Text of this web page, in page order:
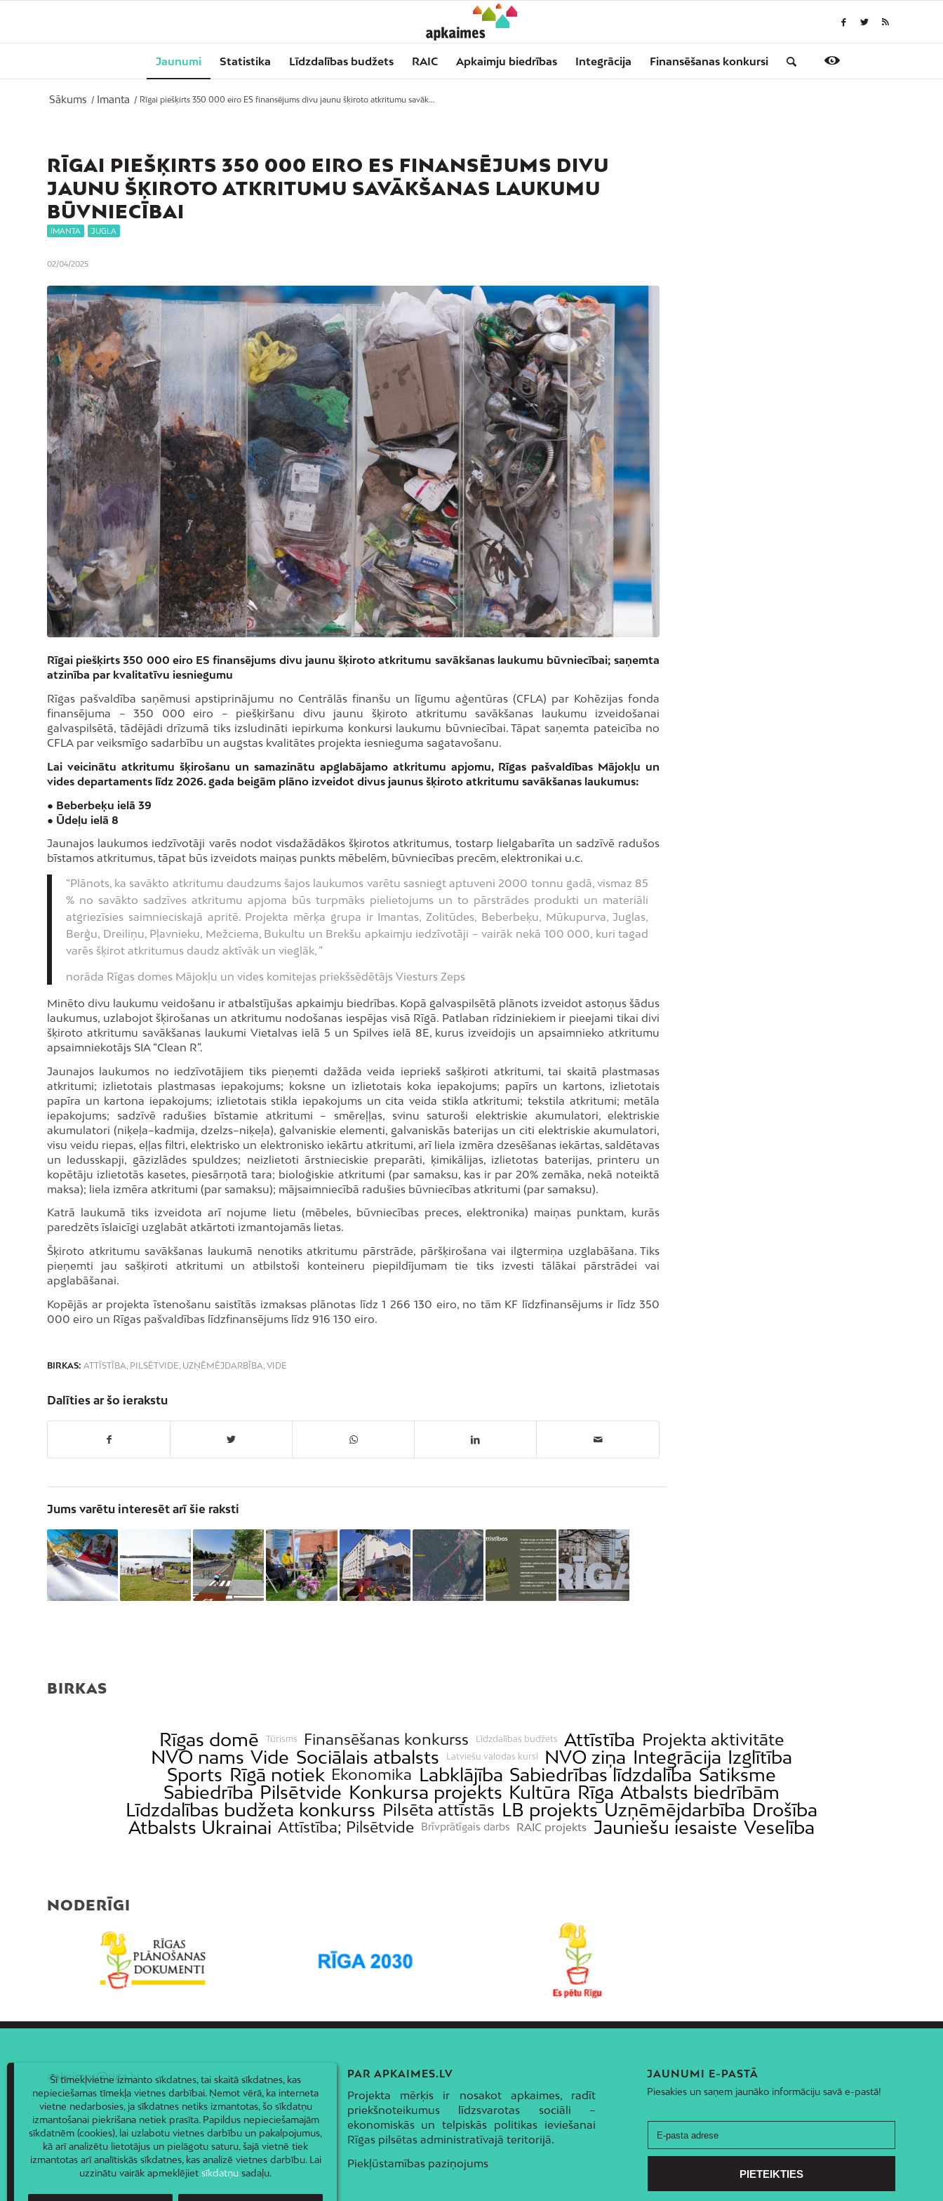
Jaunumi Statistika Līdzdalības budžets RAIC Apkaimju biedrības Integrācija Finansēšanas konkursi
Sākums / Imanta / Rīgai piešķirts 350 000 eiro ES finansējums divu jaunu šķiroto atkritumu savāk...
RĪGAI PIEŠĶIRTS 350 000 EIRO ES FINANSĒJUMS DIVU
JAUNU ŠĶIROTO ATKRITUMU SAVĀKŠANAS LAUKUMU
BŪVNIECĪBAI
IMANTA JUGLA
02/04/2025
Rīgai piešķirts 350 000 eiro ES finansējums divu jaunu šķiroto atkritumu savākšanas laukumu būvniecībai; saņemta
atzinība par kvalitatīvu iesniegumu
Rīgas pašvaldība saņēmusi apstiprinājumu no Centrālās finanšu un līgumu aģentūras (CFLA) par Kohēzijas fonda
finansējuma – 350 000 eiro – piešķiršanu divu jaunu šķiroto atkritumu savākšanas laukumu izveidošanai
galvaspilsētā, tādējādi drīzumā tiks izsludināti iepirkuma konkursi laukumu būvniecībai. Tāpat saņemta pateicība no
CFLA par veiksmīgo sadarbību un augstas kvalitātes projekta iesnieguma sagatavošanu.
Lai veicinātu atkritumu šķirošanu un samazinātu apglabājamo atkritumu apjomu, Rīgas pašvaldības Mājokļu un
vides departaments līdz 2026. gada beigām plāno izveidot divus jaunus šķiroto atkritumu savākšanas laukumus:
● Beberbeķu ielā 39
● Ūdeļu ielā 8
Jaunajos laukumos iedzīvotāji varēs nodot visdažādākos šķirotos atkritumus, tostarp lielgabarīta un sadzīvē radušos
bīstamos atkritumus, tāpat būs izveidots maiņas punkts mēbelēm, būvniecības precēm, elektronikai u.c.
“Plānots, ka savākto atkritumu daudzums šajos laukumos varētu sasniegt aptuveni 2000 tonnu gadā, vismaz 85
% no savākto sadzīves atkritumu apjoma būs turpmāks pielietojums un to pārstrādes produkti un materiāli
atgriezīsies saimnieciskajā apritē. Projekta mērķa grupa ir Imantas, Zolitūdes, Beberbeķu, Mūkupurva, Juglas,
Berģu, Dreiliņu, Pļavnieku, Mežciema, Bukultu un Brekšu apkaimju iedzīvotāji – vairāk nekā 100 000, kuri tagad
varēs šķirot atkritumus daudz aktīvāk un vieglāk, ”
norāda Rīgas domes Mājokļu un vides komitejas priekšsēdētājs Viesturs Zeps
Minēto divu laukumu veidošanu ir atbalstījušas apkaimju biedrības. Kopā galvaspilsētā plānots izveidot astoņus šādus
laukumus, uzlabojot šķirošanas un atkritumu nodošanas iespējas visā Rīgā. Patlaban rīdziniekiem ir pieejami tikai divi
šķiroto atkritumu savākšanas laukumi Vietalvas ielā 5 un Spilves ielā 8E, kurus izveidojis un apsaimnieko atkritumu
apsaimniekotājs SIA “Clean R”.
Jaunajos laukumos no iedzīvotājiem tiks pieņemti dažāda veida iepriekš sašķiroti atkritumi, tai skaitā plastmasas
atkritumi; izlietotais plastmasas iepakojums; koksne un izlietotais koka iepakojums; papīrs un kartons, izlietotais
papīra un kartona iepakojums; izlietotais stikla iepakojums un cita veida stikla atkritumi; tekstila atkritumi; metāla
iepakojums; sadzīvē radušies bīstamie atkritumi – smēreļļas, svinu saturoši elektriskie akumulatori, elektriskie
akumulatori (niķeļa–kadmija, dzelzs–niķeļa), galvaniskie elementi, galvaniskās baterijas un citi elektriskie akumulatori,
visu veidu riepas, eļļas filtri, elektrisko un elektronisko iekārtu atkritumi, arī liela izmēra dzesēšanas iekārtas, saldētavas
un ledusskapji, gāzizlādes spuldzes; neizlietoti ārstnieciskie preparāti, ķimikālijas, izlietotas baterijas, printeru un
kopētāju izlietotās kasetes, piesārņotā tara; bioloģiskie atkritumi (par samaksu, kas ir par 20% zemāka, nekā noteiktā
maksa); liela izmēra atkritumi (par samaksu); mājsaimniecībā radušies būvniecības atkritumi (par samaksu).
Katrā laukumā tiks izveidota arī nojume lietu (mēbeles, būvniecības preces, elektronika) maiņas punktam, kurās
paredzēts īslaicīgi uzglabāt atkārtoti izmantojamās lietas.
Šķiroto atkritumu savākšanas laukumā nenotiks atkritumu pārstrāde, pāršķirošana vai ilgtermiņa uzglabāšana. Tiks
pieņemti jau sašķiroti atkritumi un atbilstoši konteineru piepildījumam tie tiks izvesti tālākai pārstrādei vai
apglabāšanai.
Kopējās ar projekta īstenošanu saistītās izmaksas plānotas līdz 1 266 130 eiro, no tām KF līdzfinansējums ir līdz 350
000 eiro un Rīgas pašvaldības līdzfinansējums līdz 916 130 eiro.
BIRKAS: ATTĪSTĪBA, PILSĒTVIDE, UZŅĒMĒJDARBĪBA, VIDE
Dalīties ar šo ierakstu
Jums varētu interesēt arī šie raksti
BIRKAS
Rīgas domē Tūrisms Finansēšanas konkurss Līdzdalības budžets Attīstība Projekta aktivitāte
NVO nams Vide Sociālais atbalsts Latviešu valodas kursi NVO ziņa Integrācija Izglītība
Sports Rīgā notiek Ekonomika Labklājība Sabiedrības līdzdalība Satiksme
Sabiedrība Pilsētvide Konkursa projekts Kultūra Rīga Atbalsts biedrībām
Līdzdalības budžeta konkurss Pilsēta attīstās LB projekts Uzņēmējdarbība Drošība
Atbalsts Ukrainai Attīstība; Pilsētvide Brīvprātīgais darbs RAIC projekts Jauniešu iesaiste Veselība
NODERĪGI
apkaimes@riga.lv PAR APKAIMES.LV
Projekta mērķis ir nosakot apkaimes, radīt
priekšnoteikumus līdzsvarotas sociāli –
ekonomiskās un telpiskās politikas ieviešanai
Rīgas pilsētas administratīvajā teritorijā.
Piekļūstamības paziņojums
JAUNUMI E-PASTĀ
Piesakies un saņem jaunāko informāciju savā e-pastā!
Šī tīmekļvietne izmanto sīkdatnes, tai skaitā sīkdatnes, kas
nepieciešamas tīmekļa vietnes darbībai. Ņemot vērā, ka interneta
vietne nedarbosies, ja sīkdatnes netiks izmantotas, šo sīkdatņu
izmantošanai piekrišana netiek prasīta. Papildus nepieciešamajām
sīkdatnēm (cookies), lai uzlabotu vietnes darbību un pakalpojumus,
kā arī analizētu lietotājus un pielāgotu saturu, šajā vietnē tiek
izmantotas arī analītiskās sīkdatnes, kas analizē vietnes darbību. Lai
uzzinātu vairāk apmeklējietsīkdatņu sadaļu.